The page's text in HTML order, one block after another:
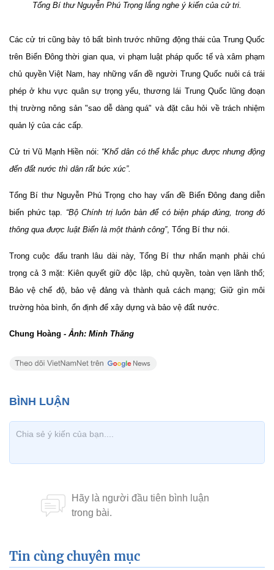
Tổng Bí thư Nguyễn Phú Trọng lắng nghe ý kiến của cử tri.
Các cử tri cũng bày tỏ bất bình trước những động thái của Trung Quốc
trên Biển Đông thời gian qua, vi phạm luật pháp quốc tế và xâm phạm
chủ quyền Việt Nam, hay những vấn đề người Trung Quốc nuôi cá trái
phép ở khu vực quân sự trọng yếu, thương lái Trung Quốc lũng đoạn
thị trường nông sản "sao dễ dàng quá" và đặt câu hỏi về trách nhiệm
quản lý của các cấp.
Cử tri Vũ Mạnh Hiền nói: “Khổ dân có thể khắc phục được nhưng động
đến đất nước thì dân rất bức xúc”.
Tổng Bí thư Nguyễn Phú Trọng cho hay vấn đề Biển Đông đang diễn
biến phức tạp. “Bộ Chính trị luôn bàn để có biện pháp đúng, trong đó
thông qua được luật Biển là một thành công”, Tổng Bí thư nói.
Trong cuộc đấu tranh lâu dài này, Tổng Bí thư nhấn mạnh phải chú
trọng cả 3 mặt: Kiên quyết giữ độc lập, chủ quyền, toàn vẹn lãnh thổ;
Bảo vệ chế độ, bảo vệ đảng và thành quả cách mạng; Giữ gìn môi
trường hòa bình, ổn định để xây dựng và bảo vệ đất nước.
Chung Hoàng - Ảnh: Minh Thăng
Tin cùng chuyên mục